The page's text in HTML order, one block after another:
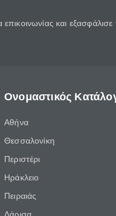
και
Ονομαστικός
Αθήνα
Θεσσαλονίκη
Περιστέρι
Ηράκλειο
Πειραιάς